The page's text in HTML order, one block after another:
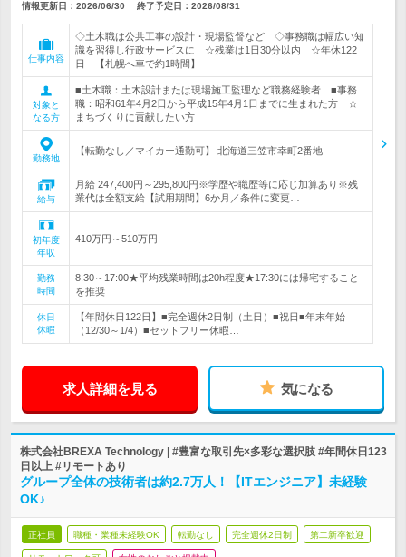
情報更新日：2026/06/30 終了予定日： 2026/08/31
仕事内容
◇土木職は公共工事の設計・現場監督など ◇事務職は幅広い知
識を習得し行政サービスに ☆残業は1日30分以内 ☆年休122
日 【札幌へ車で約1時間】
対象と
なる方
■土木職：土木設計または現場施工監理など職務経験者 ■事務
職：昭和61年4月2日から平成15年4月1日までに生まれた方 ☆
まちづくりに貢献したい方
勤務地
【転勤なし／マイカー通勤可】 北海道三笠市幸町2番地
給与
月給 247,400円～295,800円※学歴や職歴等に応じ加算あり※残
業代は全額支給【試用期間】6か月／条件に変更…
初年度
年収
410万円～510万円
勤務
時間
8:30～17:00★平均残業時間は20h程度★17:30には帰宅すること
を推奨
休日
休暇
【年間休日122日】■完全週休2日制（土日）■祝日■年末年始
（12/30～1/4）■セットフリー休暇…
求人詳細を見る 気になる
株式会社BREXA Technology | #豊富な取引先×多彩な選択肢 #年間休日123
日以上 #リモートあり
グループ全体の技術者は約2.7万人！【ITエンジニア】未経験
OK♪
正社員 職種・業種未経験OK 転勤なし 完全週休2日制 第二新卒歓迎